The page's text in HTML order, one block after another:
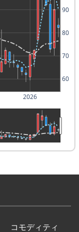
2026
60
70
80
90
コモディティ